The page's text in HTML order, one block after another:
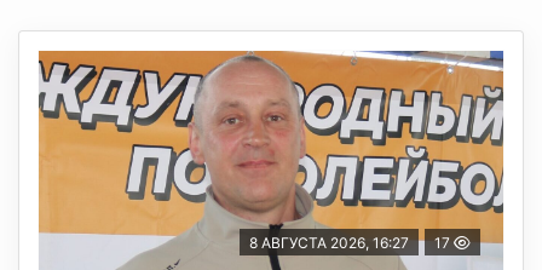
8 АВГУСТА 2026, 16:27 17